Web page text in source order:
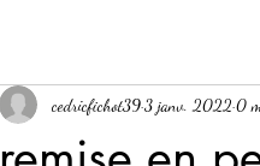
cedricfichot393 janv. 2022 0